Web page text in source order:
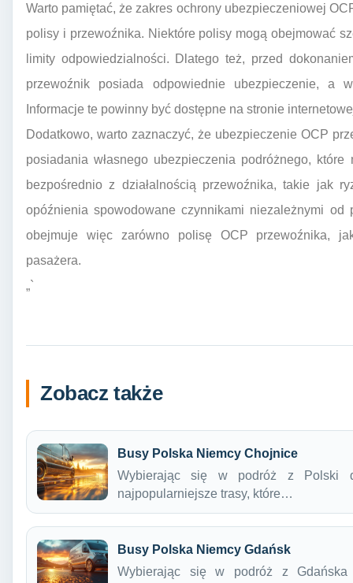
Warto pamiętać, że zakres ochrony ubezpieczeniowej
polisy i przewoźnika. Niektóre polisy mogą obejmować
limity odpowiedzialności. Dlatego też, przed
przewoźnik posiada odpowiednie ubezpieczenie, a
Informacje te powinny być dostępne na stronie
Dodatkowo, warto zaznaczyć, że ubezpieczenie OCP
posiadania własnego ubezpieczenia podróżnego,
bezpośrednio z działalnością przewoźnika, takie jak
opóźnienia spowodowane czynnikami niezależnymi od
obejmuje więc zarówno polisę OCP przewoźnika,
pasażera.
„`
Zobacz także
Busy Polska Niemcy Chojnice
Wybierając się w podróż z Polski
najpopularniejsze trasy, które…
Busy Polska Niemcy Gdańsk
Wybierając się w podróż z